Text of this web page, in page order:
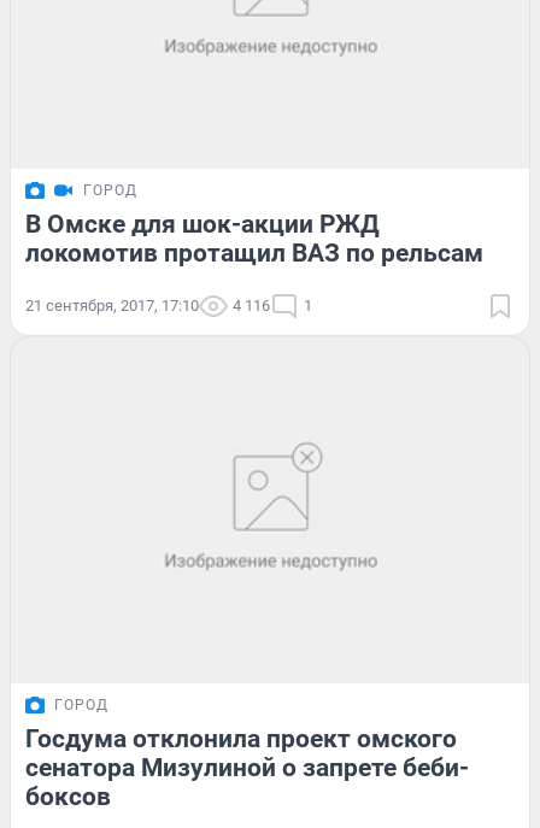
ГОРОД
В Омске для шок-акции РЖД
локомотив протащил ВАЗ по рельсам
21 сентября, 2017, 17:10 4 116 1
ГОРОД
Госдума отклонила проект омского
сенатора Мизулиной о запрете беби-
боксов